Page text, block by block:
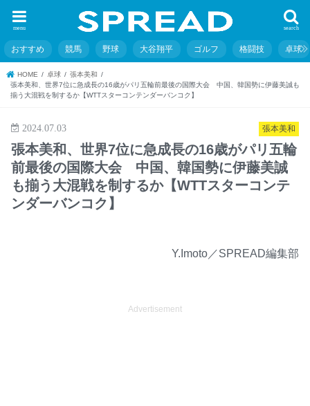
search
menu
おすすめ 競馬 野球 大谷翔平 ゴルフ 格闘技 卓球
HOME 卓球
張本美和
張本美和、世界7位に急成長の16歳がパリ五輪前最後の国際大会 中国、韓国勢に伊藤美誠も
揃う大混戦を制するか【WTTスターコンテンダーバンコク】
張本美和
2024.07.03
張本美和、世界7位に急成長の16歳がパリ五輪
前最後の国際大会 中国、韓国勢に伊藤美誠
も揃う大混戦を制するか【WTTスターコンテ
ンダーバンコク】
Y.Imoto／SPREAD編集部
Advertisement